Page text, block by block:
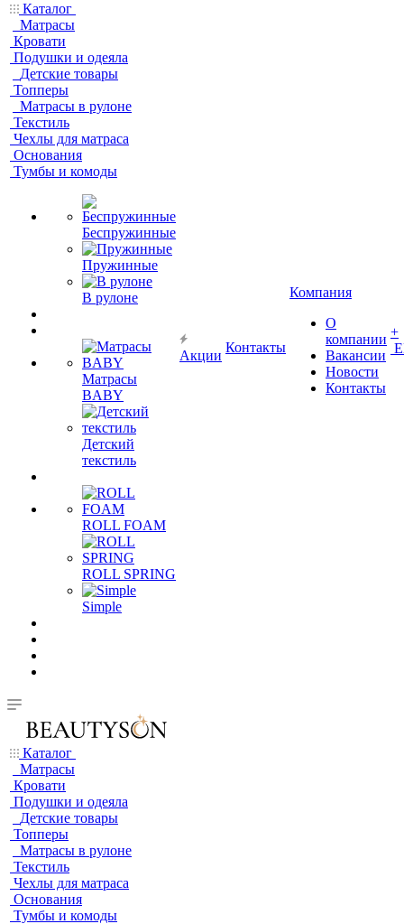
Каталог
Матрасы
Кровати
Подушки и одеяла
Детские товары
Топперы
Матрасы в рулоне
Текстиль
Чехлы для матраса
Основания
Тумбы и комоды
Беспружинные
Пружинные
В рулоне
Матрасы
BABY
Детский
текстиль
ROLL FOAM
ROLL SPRING
Simple
Акции
Контакты
Компания
О
компании
Вакансии
Новости
Контакты
+
Каталог
Матрасы
Кровати
Подушки и одеяла
Детские товары
Топперы
Матрасы в рулоне
Текстиль
Чехлы для матраса
Основания
Тумбы и комоды